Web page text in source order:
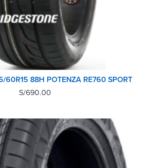
60R15 88H POTENZA RE760 SPORT
S/690.00